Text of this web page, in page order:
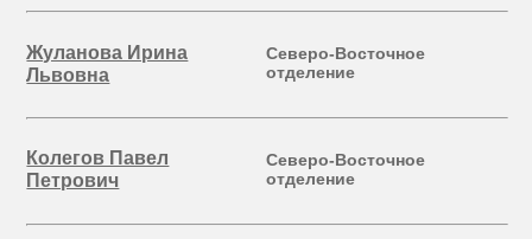
Жуланова Ирина
Львовна
Северо-Восточное
отделение
Колегов Павел
Петрович
Северо-Восточное
отделение